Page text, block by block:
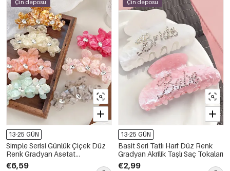
Çin deposu
13-25 GÜN
Simple Serisi Günlük Çiçek Düz
Renk Gradyan Asetat
Rhinestone Saç Tokaları
€6,59
Çin deposu
13-25 GÜN
Basit Seri Tatlı Harf Düz Renk
Gradyan Akrilik Taşlı Saç Tokaları
€2,99